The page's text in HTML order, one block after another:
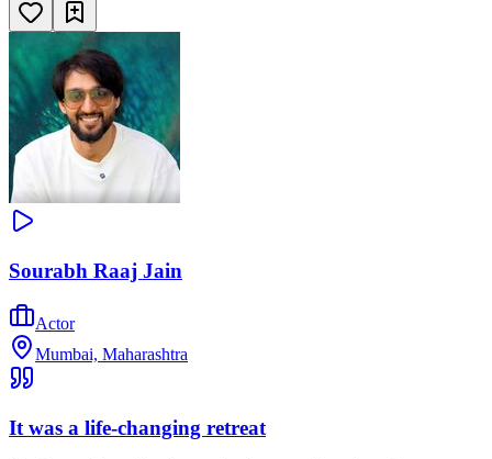
Sourabh Raaj Jain
Actor
Mumbai, Maharashtra
It was a life-changing retreat